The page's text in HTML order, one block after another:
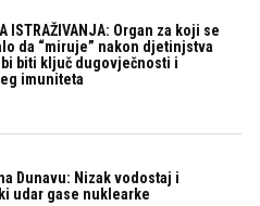
ISTRAŽIVANJA: Organ za koji se
da “miruje” nakon djetinjstva
biti ključ dugovječnosti i
imuniteta
Dunavu: Nizak vodostaj i
udar gase nuklearke